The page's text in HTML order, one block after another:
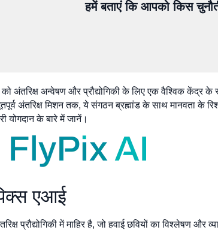
हमें बताएं कि आपको किस
को अंतरिक्ष अन्वेषण और प्रौद्योगिकी के लिए एक वैश्विक केंद्र
अंतरिक्ष मिशन तक, ये संगठन ब्रह्मांड के साथ मानवता के
योगदान के बारे में जानें।
एआई
प्रौद्योगिकी में माहिर है, जो हवाई छवियों का विश्लेषण